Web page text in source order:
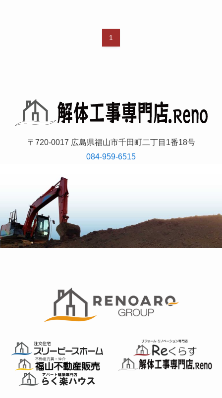
1
〒720-0017 広島県福山市千田町二丁目1番18号
084-959-6515